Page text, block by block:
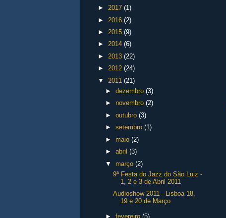
► 2017 (1)
► 2016 (2)
► 2015 (9)
► 2014 (6)
► 2013 (22)
► 2012 (24)
▼ 2011 (21)
►dezembro(3)
► novembro(2)
►outubro(3)
►setembro(1)
► maio(2)
►abril(3)
▼ março(2)
9ª Festa do Jazz do São Luiz -
1, 2 e 3 de Abril 2011
Audioshow 2011 - Lisboa 18,
19 e 20 de Março
►fevereiro(5)